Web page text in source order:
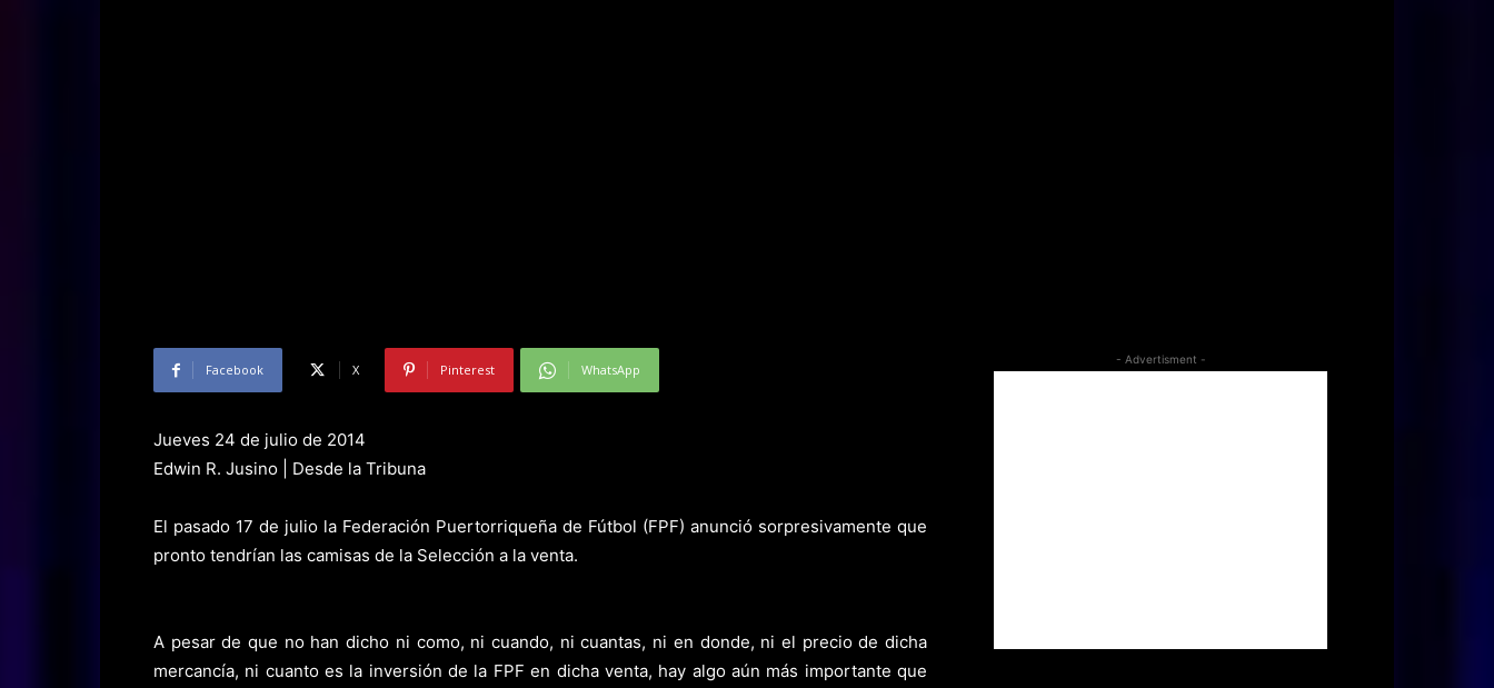
Facebook X Pinterest WhatsApp
Jueves 24 de julio de 2014
Edwin R. Jusino | Desde la Tribuna
El pasado 17 de julio la Federación Puertorriqueña de Fútbol (FPF) anunció sorpresivamente que
pronto tendrían las camisas de la Selección a la venta.
A pesar de que no han dicho ni como, ni cuando, ni cuantas, ni en donde, ni el precio de dicha
mercancía, ni cuanto es la inversión de la FPF en dicha venta, hay algo aún más importante que
- Advertisment -